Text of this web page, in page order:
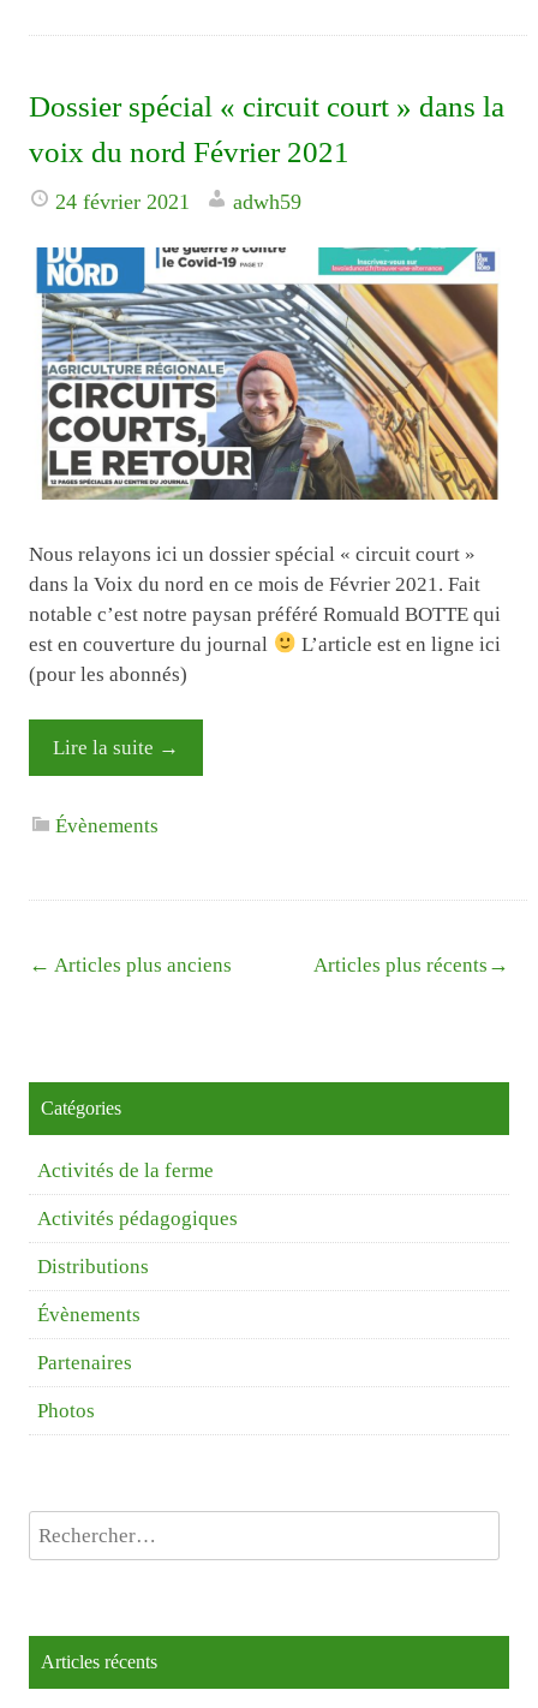
Dossier spécial « circuit court » dans la
voix du nord Février 2021
24 février 2021 adwh59
Nous relayons ici un dossier spécial « circuit court »
dans la Voix du nord en ce mois de Février 2021. Fait
notable c’est notre paysan préféré Romuald BOTTE qui
est en couverture du journal
L’article est en ligne ici
(pour les abonnés)
Lire la suite →
Évènements
Navigation
← Articles plus anciens Articles plus récents →
Catégories
Activités de la ferme
Activités pédagogiques
Distributions
Évènements
Partenaires
Photos
Rechercher :
Articles récents